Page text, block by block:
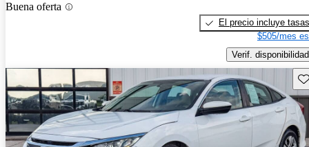
Buena oferta
El precio incluye tasas
$505/mes
Verif. disponibilidad